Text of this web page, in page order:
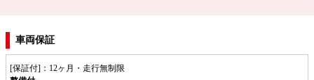
車両保証
[保証付]：12ヶ月・走行無制限